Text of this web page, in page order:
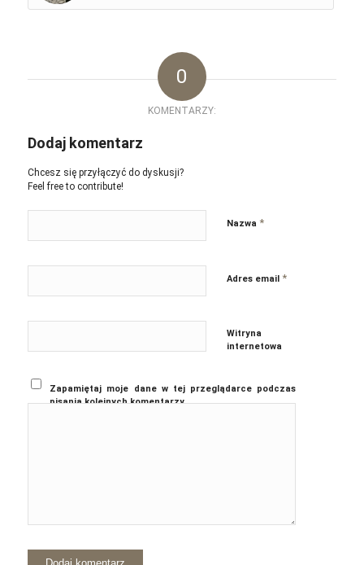
0
KOMENTARZY:
Dodaj komentarz
Chcesz się przyłączyć do dyskusji?
Feel free to contribute!
Nazwa *
Adres email *
Witryna
internetowa
Zapamiętaj moje dane w tej przeglądarce podczas
pisania kolejnych komentarzy.